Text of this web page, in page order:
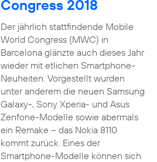
Congress 2018
Der jährlich stattfindende Mobile
World Congress (MWC) in
Barcelona glänzte auch dieses Jahr
wieder mit etlichen Smartphone-
Neuheiten. Vorgestellt wurden
unter anderem die neuen Samsung
Galaxy-, Sony Xperia- und Asus
Zenfone-Modelle sowie abermals
ein Remake – das Nokia 8110
kommt zurück. Eines der
Smartphone-Modelle können sich